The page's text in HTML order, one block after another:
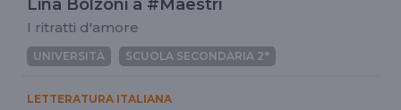
Lina Bolzoni a #Maestri
I ritratti d'amore
UNIVERSITÀ SCUOLA SECONDARIA 2°
LETTERATURA ITALIANA